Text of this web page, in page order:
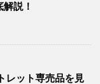
説！
レット専売品を見